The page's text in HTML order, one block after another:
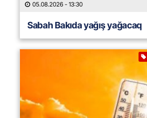
05.08.2026 - 13:30
Sabah Bakıda yağış yağacaq